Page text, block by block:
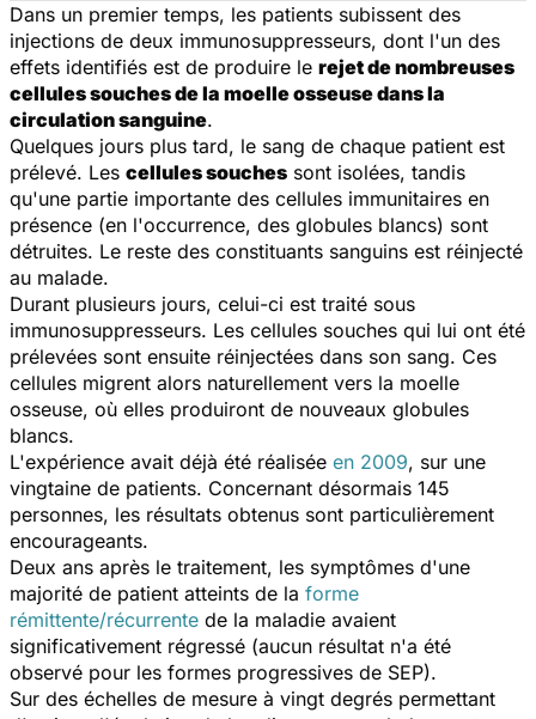
Dans un premier temps, les patients subissent des
injections de deux immunosuppresseurs, dont l'un des
effets identifiés est de produire le rejet de nombreuses
cellules souches de la moelle osseuse dans la
circulation sanguine.
Quelques jours plus tard, le sang de chaque patient est
prélevé. Les cellules souches sont isolées, tandis
qu'une partie importante des cellules immunitaires en
présence (en l'occurrence, des globules blancs) sont
détruites. Le reste des constituants sanguins est réinjecté
au malade.
Durant plusieurs jours, celui-ci est traité sous
immunosuppresseurs. Les cellules souches qui lui ont été
prélevées sont ensuite réinjectées dans son sang. Ces
cellules migrent alors naturellement vers la moelle
osseuse, où elles produiront de nouveaux globules
blancs.
L'expérience avait déjà été réalisée en 2009, sur une
vingtaine de patients. Concernant désormais 145
personnes, les résultats obtenus sont particulièrement
encourageants.
Deux ans après le traitement, les symptômes d'une
majorité de patient atteints de la forme
rémittente/récurrente de la maladie avaient
significativement régressé (aucun résultat n'a été
observé pour les formes progressives de SEP).
Sur des échelles de mesure à vingt degrés permettant